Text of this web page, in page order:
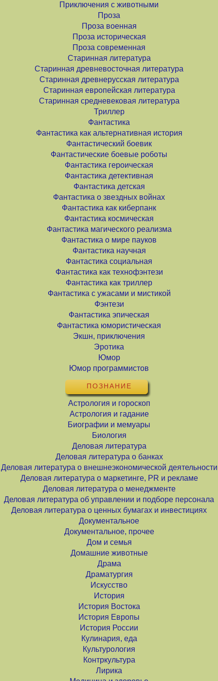
Приключения с животными
Проза
Проза военная
Проза историческая
Проза современная
Старинная литература
Старинная древневосточная литература
Старинная древнерусская литература
Старинная европейская литература
Старинная средневековая литература
Триллер
Фантастика
Фантастика как альтернативная история
Фантастический боевик
Фантастические боевые роботы
Фантастика героическая
Фантастика детективная
Фантастика детская
Фантастика о звездных войнах
Фантастика как киберпанк
Фантастика космическая
Фантастика магического реализма
Фантастика о мире пауков
Фантастика научная
Фантастика социальная
Фантастика как технофэнтези
Фантастика как триллер
Фантастика с ужасами и мистикой
Фэнтези
Фантастика эпическая
Фантастика юмористическая
Экшн, приключения
Эротика
Юмор
Юмор программистов
ПОЗНАНИЕ
Астрология и гороскоп
Астрология и гадание
Биографии и мемуары
Биология
Деловая литература
Деловая литература о банках
Деловая литература о внешнеэкономической деятельности
Деловая литература о маркетинге, PR и рекламе
Деловая литература о менеджменте
Деловая литература об управлении и подборе персонала
Деловая литература о ценных бумагах и инвестициях
Документальное
Документальное, прочее
Дом и семья
Домашние животные
Драма
Драматургия
Искусство
История
История Востока
История Европы
История России
Кулинария, еда
Культурология
Контркультура
Лирика